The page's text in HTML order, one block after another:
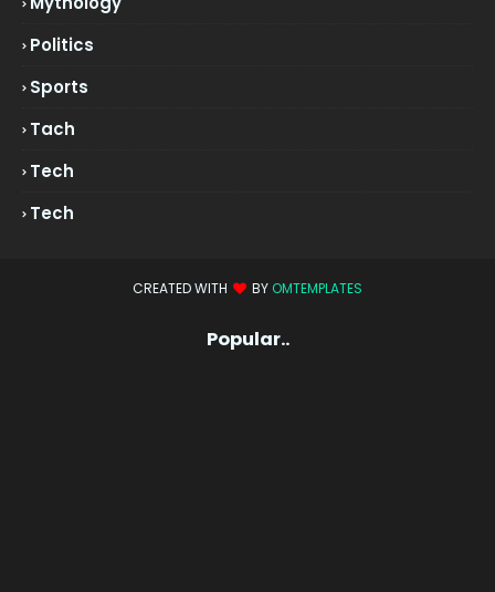
Politics
Sports
Tach
Tech
Tech
CREATED WITH BY OMTEMPLATES
Popular..